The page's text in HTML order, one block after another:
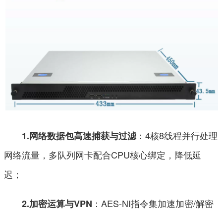
1.网络数据包高速捕获与过滤：4核8线程并行处理
网络流量，多队列网卡配合CPU核心绑定，降低延
迟；
2.加密运算与VPN ：AES-NI指令集加速加密/解密